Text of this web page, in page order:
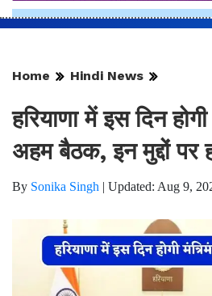
Home Hindi News
हरियाणा में इस दिन
अहम बैठक, इन मुद्दों पर
By Sonika Singh | Updated: Aug 9,